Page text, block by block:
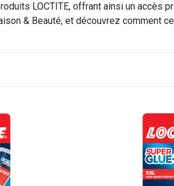
LOCTITE, offrant ainsi un
& Beauté, et découvrez comment